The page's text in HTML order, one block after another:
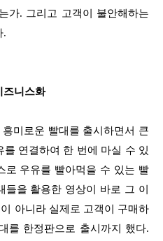
가. 그리고 고객이 불안해하는
.
즈니스화
미로운 빨대를 출시하면서 큰
연결하여 한 번에 마실 수 있
로 우유를 빨아먹을 수 있는 빨
들을 활용한 영상이 바로 그 이
아니라 실제로 고객이 구매하
를 한정판으로 출시까지 했다.